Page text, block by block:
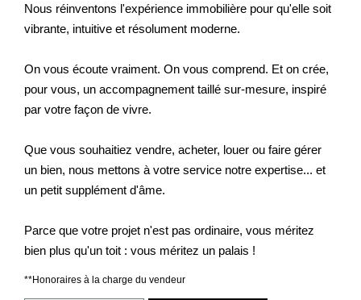
Nous réinventons l'expérience immobilière pour qu'elle soit
vibrante, intuitive et résolument moderne.
On vous écoute vraiment. On vous comprend. Et on crée,
pour vous, un accompagnement taillé sur-mesure, inspiré
par votre façon de vivre.
Que vous souhaitiez vendre, acheter, louer ou faire gérer
un bien, nous mettons à votre service notre expertise... et
un petit supplément d'âme.
Parce que votre projet n'est pas ordinaire, vous méritez
bien plus qu'un toit : vous méritez un palais !
**Honoraires à la charge du vendeur